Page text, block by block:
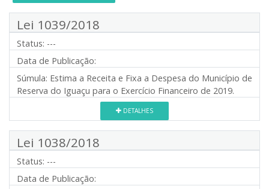
Lei 1039/2018
Status: ---
Data de Publicação:
Súmula: Estima a Receita e Fixa a Despesa do Município de
Reserva do Iguaçu para o Exercício Financeiro de 2019.
DETALHES
Lei 1038/2018
Status: ---
Data de Publicação: